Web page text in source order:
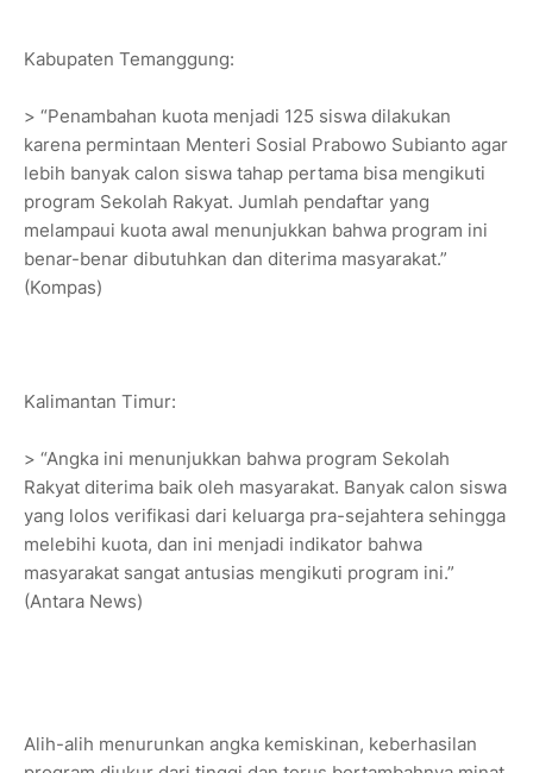
Kabupaten Temanggung:
> “Penambahan kuota menjadi 125 siswa dilakukan
karena permintaan Menteri Sosial Prabowo Subianto agar
lebih banyak calon siswa tahap pertama bisa mengikuti
program Sekolah Rakyat. Jumlah pendaftar yang
melampaui kuota awal menunjukkan bahwa program ini
benar-benar dibutuhkan dan diterima masyarakat.”
(Kompas)
Kalimantan Timur:
> “Angka ini menunjukkan bahwa program Sekolah
Rakyat diterima baik oleh masyarakat. Banyak calon siswa
yang lolos verifikasi dari keluarga pra-sejahtera sehingga
melebihi kuota, dan ini menjadi indikator bahwa
masyarakat sangat antusias mengikuti program ini.”
(Antara News)
Alih-alih menurunkan angka kemiskinan, keberhasilan